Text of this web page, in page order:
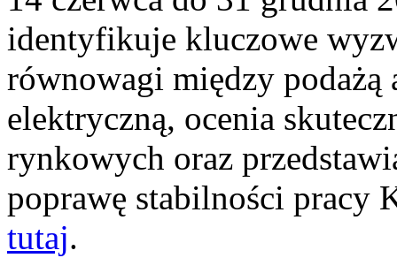
identyfikuje kluczowe
równowagi między podażą
elektryczną, ocenia
rynkowych oraz
poprawę stabilności pracy
tutaj.